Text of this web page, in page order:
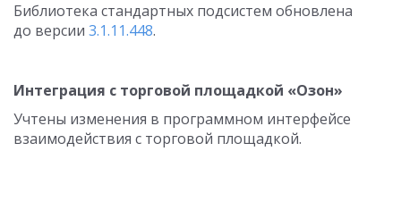
Библиотека стандартных подсистем обновлена
до версии 3.1.11.448.
Интеграция с торговой площадкой «Озон»
Учтены изменения в программном интерфейсе
взаимодействия с торговой площадкой.